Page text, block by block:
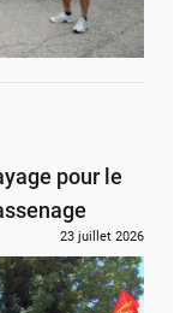
pour le
23 juillet 2026